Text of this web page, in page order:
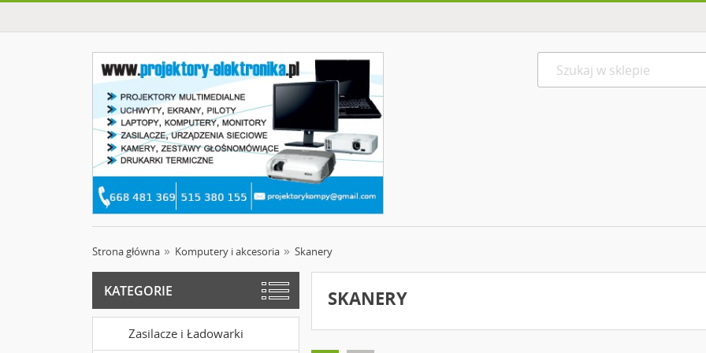
Strona główna Komputery i akcesoria Skanery
KATEGORIE
Zasilacze i Ładowarki
SKANERY